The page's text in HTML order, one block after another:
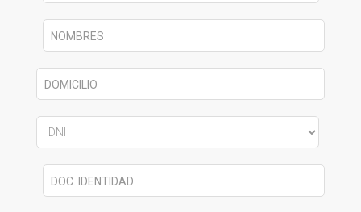
NOMBRES
DOMICILIO
DOC. IDENTIDAD